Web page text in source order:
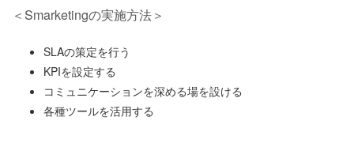
＜Smarketingの実施方法＞
SLAの策定を行う
KPIを設定する
コミュニケーションを深める場を設ける
各種ツールを活用する